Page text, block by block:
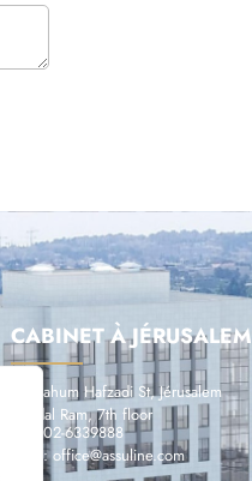
CABINET À JÉRUSALEM
17 Nahum Hafzadi St, Jérusalem
Migdal Ram, 7th floor
Tel : 02-6339888
Mail : office@assuline.com